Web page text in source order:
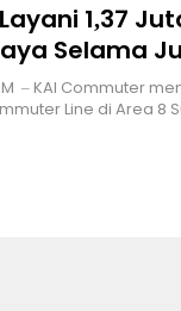
1,37
Selama
– KAI Commuter
Line di Area 8